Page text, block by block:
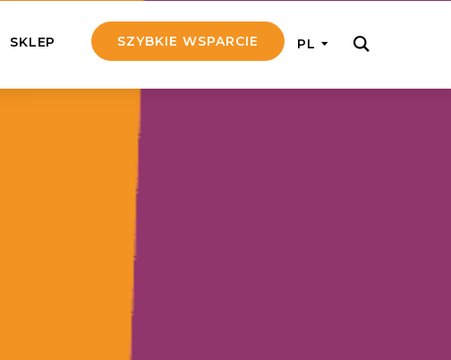
REGULARNIE
Pomagaj efektywnie, przekazując na
go finansowo i emocjonalnie
Wspieraj pracę konkretnego misjonarza
SKLEP SZYBKIE WSPARCIE PL